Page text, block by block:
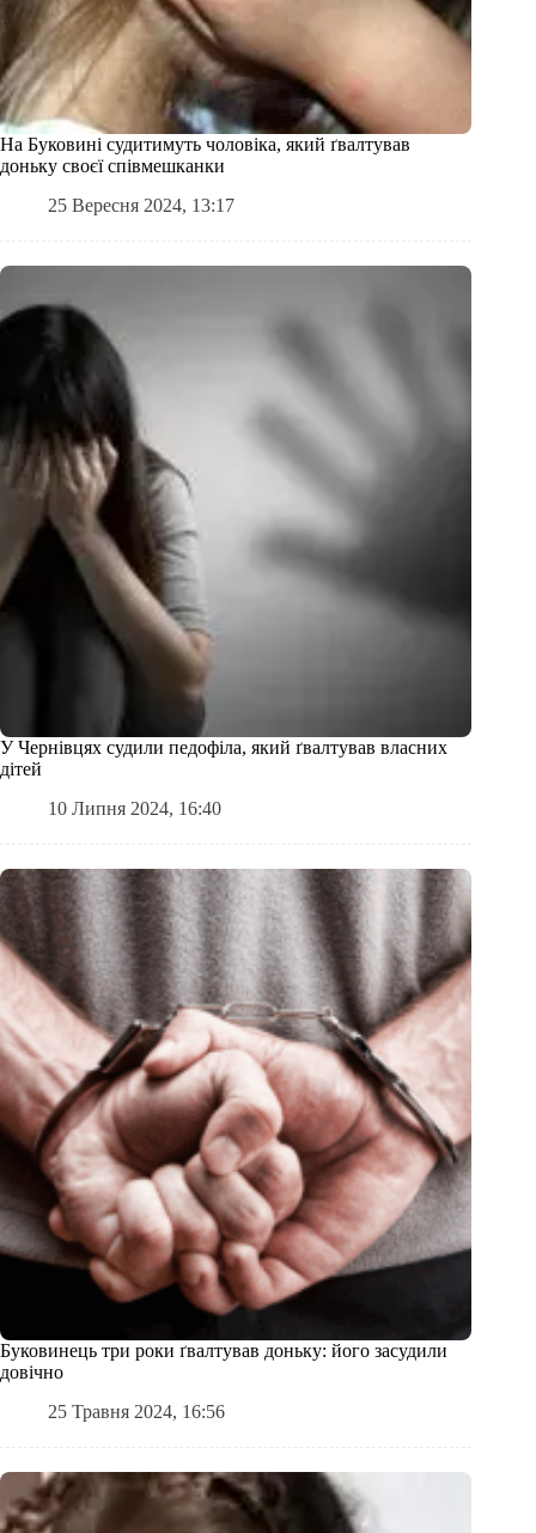
На Буковині судитимуть чоловіка, який ґвалтував
доньку своєї співмешканки
25 Вересня 2024, 13:17
У Чернівцях судили педофіла, який ґвалтував власних
дітей
10 Липня 2024, 16:40
Буковинець три роки ґвалтував доньку: його засудили
довічно
25 Травня 2024, 16:56